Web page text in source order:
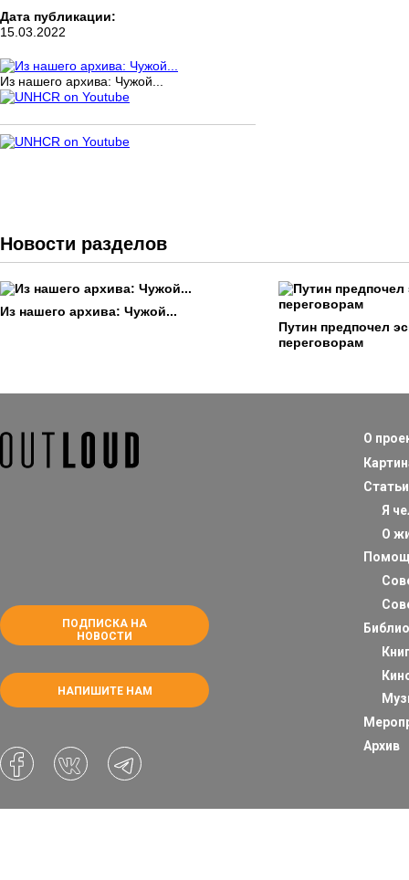
Дата публикации:
15.03.2022
Из нашего архива: Чужой...
Новости разделов
Из нашего архива: Чужой...
Путин предпочел
переговорам
ПОДПИСКА НА
НОВОСТИ
НАПИШИТЕ НАМ
О
Статьи
Я
О
Архив